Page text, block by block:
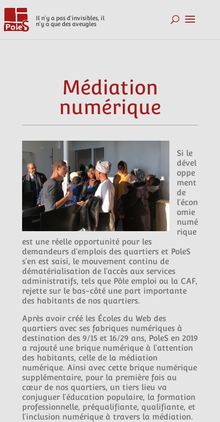
Il n'y a pas d'invisibles, il
n'y a que des aveugles
Médiation
numérique
Si le
dével
oppe
ment
de
l’écon
omie
numé
rique
est une réelle opportunité pour les
demandeurs d’emplois des quartiers et PoleS
s’en est saisi, le mouvement continu de
dématérialisation de l’accès aux services
administratifs, tels que Pôle emploi ou la CAF,
rejette sur le bas-côté une part importante
des habitants de nos quartiers.
Après avoir créé les Écoles du Web des
quartiers avec ses fabriques numériques à
destination des 9/15 et 16/29 ans, PoleS en 2019
a rajouté une brique numérique à l’attention
des habitants, celle de la médiation
numérique. Ainsi avec cette brique numérique
supplémentaire, pour la première fois au
cœur de nos quartiers, un tiers lieu va
conjuguer l’éducation populaire, la formation
professionnelle, préqualifiante, qualifiante, et
l’inclusion numérique à travers la médiation.